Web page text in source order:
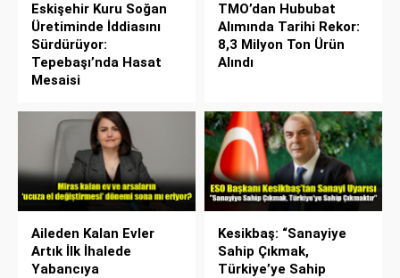
Eskişehir Kuru Soğan
Üretiminde İddiasını
Sürdürüyor:
Tepebaşı’nda Hasat
Mesaisi
TMO’dan Hububat
Alımında Tarihi Rekor:
8,3 Milyon Ton Ürün
Alındı
Aileden Kalan Evler
Artık İlk İhalede
Yabancıya
Kesikbaş: “Sanayiye
Sahip Çıkmak,
Türkiye’ye Sahip